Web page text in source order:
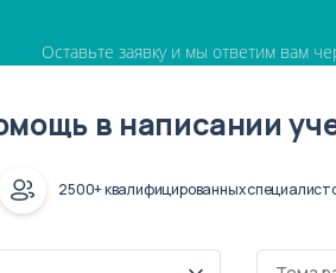
Оставьте заявку и мы ответим вам
в написании
2500+ квалифицированных